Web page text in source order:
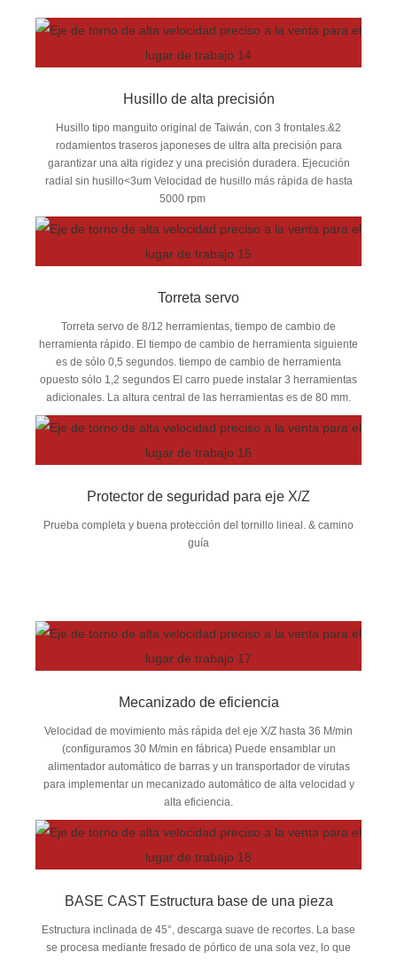
Husillo de alta precisión
Husillo tipo manguito original de Taiwán, con 3 frontales.&2
rodamientos traseros japoneses de ultra alta precisión para
garantizar una alta rigidez y una precisión duradera. Ejecución
radial sin husillo<3um Velocidad de husillo más rápida de hasta
5000 rpm
Torreta servo
Torreta servo de 8/12 herramientas, tiempo de cambio de
herramienta rápido. El tiempo de cambio de herramienta siguiente
es de sólo 0,5 segundos. tiempo de cambio de herramienta
opuesto sólo 1,2 segundos El carro puede instalar 3 herramientas
adicionales. La altura central de las herramientas es de 80 mm.
Protector de seguridad para eje X/Z
Prueba completa y buena protección del tornillo lineal. & camino
guía
Mecanizado de eficiencia
Velocidad de movimiento más rápida del eje X/Z hasta 36 M/min
(configuramos 30 M/min en fábrica) Puede ensamblar un
alimentador automático de barras y un transportador de virutas
para implementar un mecanizado automático de alta velocidad y
alta eficiencia.
BASE CAST Estructura base de una pieza
Estructura inclinada de 45°, descarga suave de recortes. La base
se procesa mediante fresado de pórtico de una sola vez, lo que